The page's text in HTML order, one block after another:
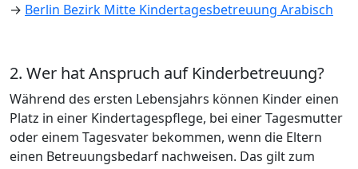
→ Berlin Bezirk Mitte Kindertagesbetreuung Arabisch
2. Wer hat Anspruch auf Kinderbetreuung?
Während des ersten Lebensjahrs können Kinder einen
Platz in einer Kindertagespflege, bei einer Tagesmutter
oder einem Tagesvater bekommen, wenn die Eltern
einen Betreuungsbedarf nachweisen. Das gilt zum